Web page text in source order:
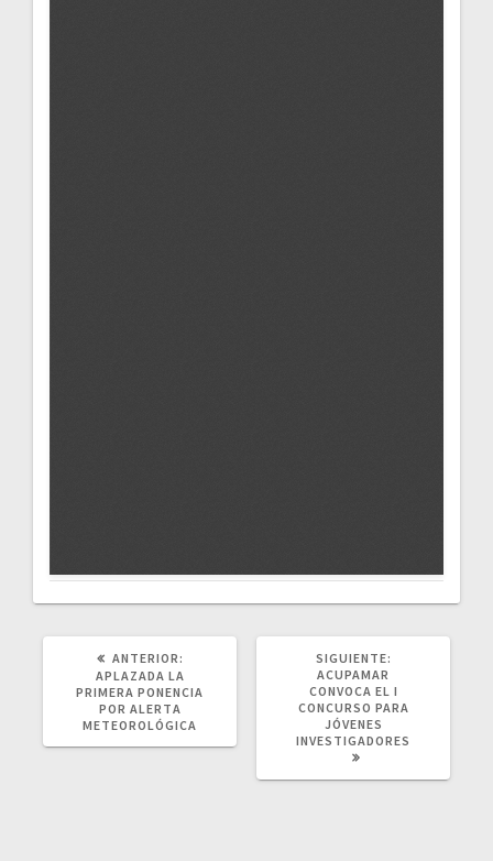
ANTERIOR:
ANTERIOR:
APLAZADA LA
PRIMERA PONENCIA
POR ALERTA
METEOROLÓGICA
SIGUIENTE:
ACUPAMAR
CONVOCA EL I
CONCURSO PARA
JÓVENES
INVESTIGADORES